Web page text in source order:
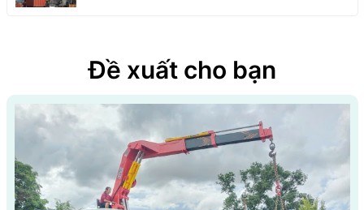
Đề xuất cho bạn